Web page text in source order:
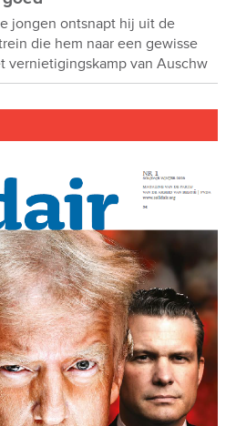
jongen ontsnapt hij uit de
die hem naar een gewisse
vernietigingskamp van Auschw